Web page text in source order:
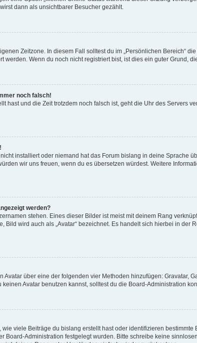
dann als unsichtbarer Besucher gezählt.
Zeitzone. In diesem Fall solltest du im „Persönlichen Bereich“
Wenn du noch nicht registriert bist, ist dies ein guter Grund,
noch falsch!
hast und die Zeit trotzdem noch falsch ist, geht die Uhr des Servers
installiert oder niemand hat das Forum bislang in deine Sprache
wir uns freuen, wenn du es übersetzen würdest. Weitere
werden?
stehen. Eines dieser Bilder ist meist mit deinem Rang
Bild wird auch als „Avatar“ bezeichnet. Es handelt sich hierbei in
Avatar über eine der folgenden vier Methoden hinzufügen: Gravatar,
Avatar benutzen kannst, solltest du die Board-Administration
viele Beiträge du bislang erstellt hast oder identifizieren
Board-Administration festgelegt wurden. Bitte schreibe keine